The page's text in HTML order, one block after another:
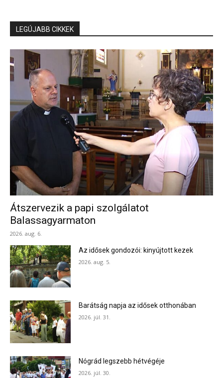
LEGÚJABB CIKKEK
Átszervezik a papi szolgálatot
Balassagyarmaton
2026. aug. 6.
Az idősek gondozói: kinyújtott kezek
2026. aug. 5.
Barátság napja az idősek otthonában
2026. júl. 31.
Nógrád legszebb hétvégéje
2026. júl. 30.